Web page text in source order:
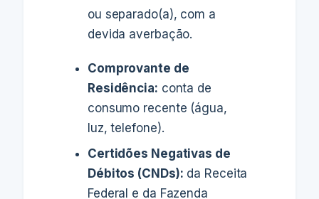
ou separado(a), com a
devida averbação.
Comprovante de
Residência: conta de
consumo recente (água,
luz, telefone).
Certidões Negativas de
Débitos (CNDs): da Receita
Federal e da Fazenda